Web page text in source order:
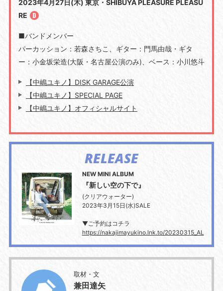
2023年4月27日(木) 東京・SHIBUYA PLEASURE PLEASU
RE
■バンドメンバー
パーカッション：若森さちこ、ギター：門馬由哉・ギタ
ー：小金坂栄造(大阪・名古屋公演のみ)、ベース：小川悠斗
【中嶋ユキノ】DISK GARAGE公演
【中嶋ユキノ】SPECIAL PAGE
【中嶋ユキノ】オフィシャルサイト
RELEASE
NEW MINI ALBUM
『新しい空の下で』
(クリアウォーター)
2023年3月15日(水)SALE
▼ご予約はコチラ
https://nakajimayukino.lnk.to/20230315_AL
取材・文
兼田達矢